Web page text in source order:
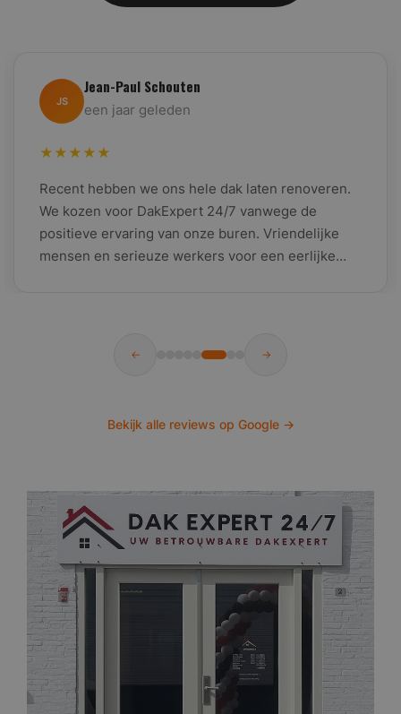
JS
Jean-Paul Schouten
een jaar geleden
★★★★★
Recent hebben we ons hele dak laten renoveren.
We kozen voor DakExpert 24/7 vanwege de
positieve ervaring van onze buren. Vriendelijke
mensen en serieuze werkers voor een eerlijke
← →
Bekijk alle reviews op Google →